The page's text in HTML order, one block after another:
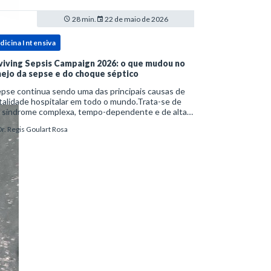
28 min. 22 de maio de 2026
Intensiva
Sepsis Campaign 2026: o que mudou no
da sepse e do choque séptico
continua sendo uma das principais causas de
hospitalar em todo o mundo.Trata-se de
síndrome complexa, tempo-dependente e de alta
cujo reconhecimento precoce e
estruturado são determinantes para o desfe
Regis Goulart Rosa